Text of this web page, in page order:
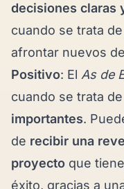
decisiones claras
cuando se trata
afrontar nuevos
Positivo: El As de
cuando se trata de
importantes.
de recibir una
proyecto que
éxito, gracias a